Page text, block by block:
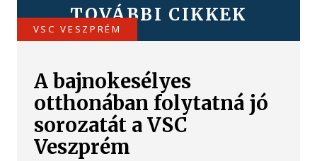
TOVÁBBI CIKKEK
VSC VESZPRÉM
A bajnokesélyes
otthonában folytatná jó
sorozatát a VSC
Veszprém